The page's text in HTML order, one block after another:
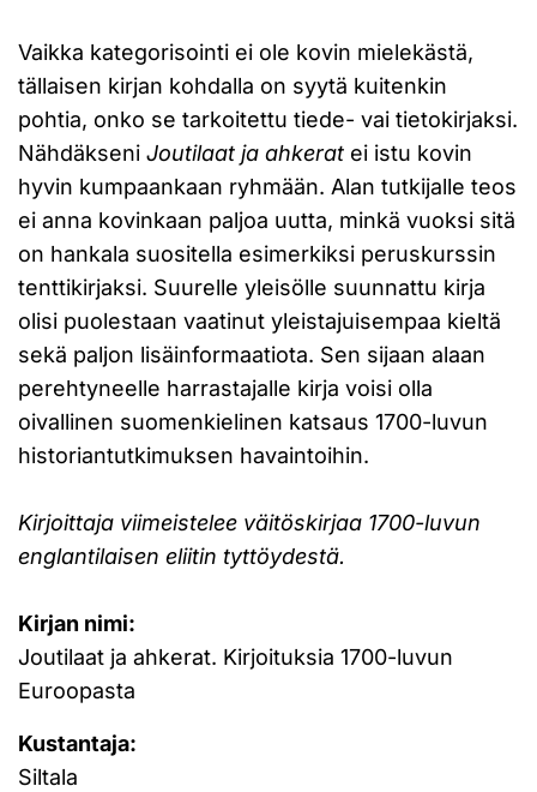
Vaikka kategorisointi ei ole kovin mielekästä,
tällaisen kirjan kohdalla on syytä kuitenkin
pohtia, onko se tarkoitettu tiede- vai tietokirjaksi.
Nähdäkseni Joutilaat ja ahkerat ei istu kovin
hyvin kumpaankaan ryhmään. Alan tutkijalle teos
ei anna kovinkaan paljoa uutta, minkä vuoksi sitä
on hankala suositella esimerkiksi peruskurssin
tenttikirjaksi. Suurelle yleisölle suunnattu kirja
olisi puolestaan vaatinut yleistajuisempaa kieltä
sekä paljon lisäinformaatiota. Sen sijaan alaan
perehtyneelle harrastajalle kirja voisi olla
oivallinen suomenkielinen katsaus 1700-luvun
historiantutkimuksen havaintoihin.
Kirjoittaja viimeistelee väitöskirjaa 1700-luvun
englantilaisen eliitin tyttöydestä.
Kirjan nimi:
Joutilaat ja ahkerat. Kirjoituksia 1700-luvun
Euroopasta
Kustantaja:
Siltala